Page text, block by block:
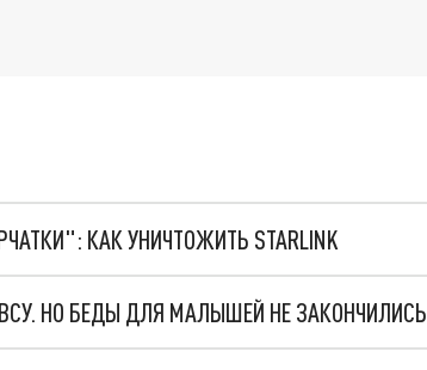
КАК УНИЧТОЖИТЬ STARLINK
НО БЕДЫ ДЛЯ МАЛЫШЕЙ НЕ ЗАКОНЧИЛИСЬ